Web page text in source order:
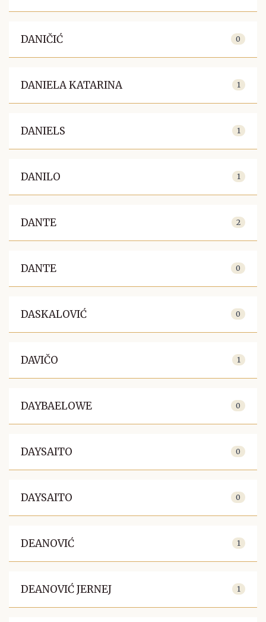
DANIČIĆ 0
DANIELA KATARINA 1
DANIELS 1
DANILO 1
DANTE 2
DANTE 0
DASKALOVIĆ 0
DAVIČO 1
DAYBAELOWE 0
DAYSAITO 0
DAYSAITO 0
DEANOVIĆ 1
DEANOVIĆ JERNEJ 1